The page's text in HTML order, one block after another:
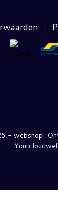
|
- webshop